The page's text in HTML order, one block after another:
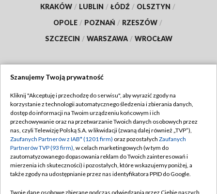
KRAKÓW / LUBLIN / ŁÓDŹ / OLSZTYN /
OPOLE / POZNAŃ / RZESZÓW /
SZCZECIN / WARSZAWA / WROCŁAW
TVP
Abonament TVP
Emisja w TVP
Centrum informacji TVP
Naziemna Telewizja Cyfrowa
Regulamin TVP
Polityka prywatności
Moje zgody
Pomoc
Szanujemy Twoją prywatność
Kliknij "Akceptuję i przechodzę do serwisu", aby wyrazić zgody na
korzystanie z technologii automatycznego śledzenia i zbierania danych,
dostęp do informacji na Twoim urządzeniu końcowym i ich
przechowywanie oraz na przetwarzanie Twoich danych osobowych przez
nas, czyli Telewizję Polską S.A. w likwidacji (zwaną dalej również „TVP”),
Zaufanych Partnerów z IAB* (1201 firm) oraz pozostałych Zaufanych
Partnerów TVP (93 firm), w celach marketingowych (w tym do
zautomatyzowanego dopasowania reklam do Twoich zainteresowań i
mierzenia ich skuteczności) i pozostałych, które wskazujemy poniżej, a
także zgody na udostępnianie przez nas identyfikatora PPID do Google.
Twoje dane osobowe zbierane podczas odwiedzania przez Ciebie naszych